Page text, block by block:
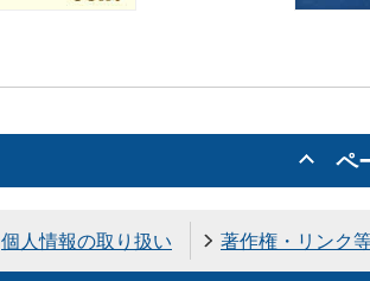
ペ
個人情報の取り扱い 著作権・リンク